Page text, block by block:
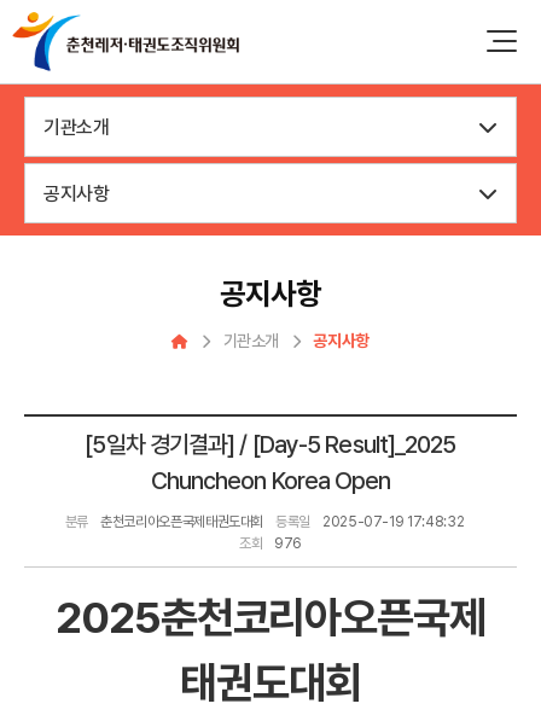
기관소개
공지사항
공지사항
기관소개 공지사항
[5일차 경기결과] / [Day-5 Result]_2025
Chuncheon Korea Open
분류 춘천코리아오픈국제태권도대회 등록일
2025-07-19 17:48:32
조회
976
2025춘천코리아오픈국제
태권도대회